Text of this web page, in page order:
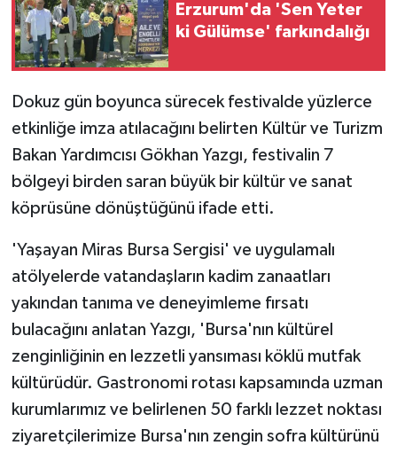
Erzurum'da 'Sen Yeter
ki Gülümse' farkındalığı
Dokuz gün boyunca sürecek festivalde yüzlerce
etkinliğe imza atılacağını belirten Kültür ve Turizm
Bakan Yardımcısı Gökhan Yazgı, festivalin 7
bölgeyi birden saran büyük bir kültür ve sanat
köprüsüne dönüştüğünü ifade etti.
'Yaşayan Miras Bursa Sergisi' ve uygulamalı
atölyelerde vatandaşların kadim zanaatları
yakından tanıma ve deneyimleme fırsatı
bulacağını anlatan Yazgı, 'Bursa'nın kültürel
zenginliğinin en lezzetli yansıması köklü mutfak
kültürüdür. Gastronomi rotası kapsamında uzman
kurumlarımız ve belirlenen 50 farklı lezzet noktası
ziyaretçilerimize Bursa'nın zengin sofra kültürünü